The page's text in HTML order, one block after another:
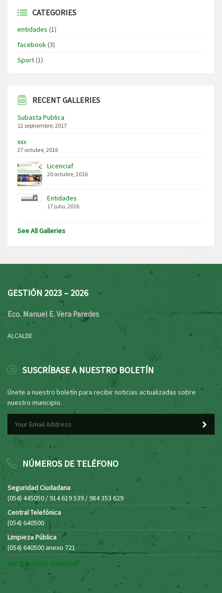
CATEGORIES
entidades (1)
facebook(3)
Sport(1)
RECENT GALLERIES
Subasta Publica
12 septiembre, 2017
xxx
27 octubre, 2016
Licenciaf
20 octubre, 2016
Entidades
17 julio, 2016
See All Galleries
GESTIÓN 2023 – 2026
Eco. Manuel E. Vera Paredes
ALCALDE
SUSCRÍBASE A NUESTRO BOLETÍN
Únete a nuestro boletín para recibir noticias actualizadas sobre
nuestro municipio.
NÚMEROS DE TELÉFONO
Seguridad Ciudadana
(054) 445050 / 914 619 539 / 984 353 629
Central Telefónica
(054) 640500
Limpieza Pública
(054) 640500 anexo 721
Ver directorio municipal